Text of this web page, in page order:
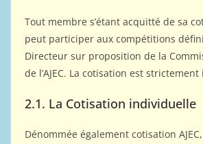
Tout membre s’étant acquitté de sa
peut participer aux compétitions
Directeur sur proposition de la
de l’AJEC. La cotisation est
2.1. La Cotisation individuelle
Dénommée également cotisation